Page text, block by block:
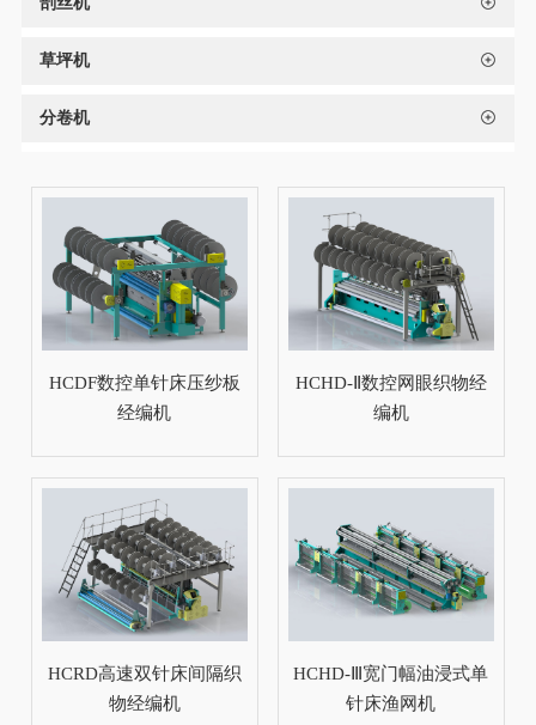
草坪机
分卷机
HCDF数控单针床压纱板
经编机
HCHD-Ⅱ数控网眼织物经
编机
HCRD高速双针床间隔织
物经编机
HCHD-Ⅲ宽门幅油浸式单
针床渔网机